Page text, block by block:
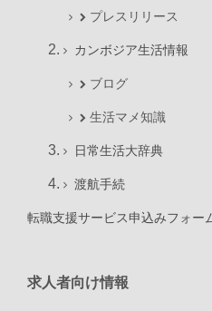
プレスリリース
カンボジア生活情報
ブログ
生活マメ知識
日常生活大辞典
渡航手続
転職支援サービス申込みフォー
求人者向け情報